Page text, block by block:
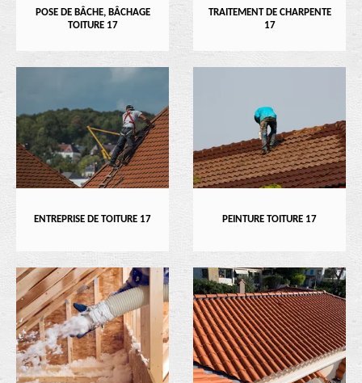
POSE DE BÂCHE, BÂCHAGE
TOITURE 17
TRAITEMENT DE CHARPENTE
17
ENTREPRISE DE TOITURE 17 PEINTURE TOITURE 17